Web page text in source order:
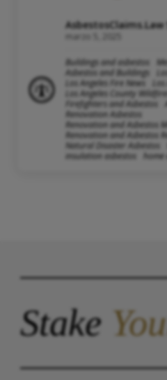
marzo 5, 2025
Buildings and asbestos
Asbestos and Buildings
Los Angeles Fire News
Los Angeles County
Firefighters and Asbestos
Renovation Asbestos
Renovation and Asbestos
Renovation and Asbestos
Natural Disaster Asbestos
insulation asbestos
home
Stake